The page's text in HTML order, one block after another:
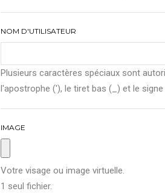
NOM D'UTILISATEUR
Plusieurs caractères spéciaux sont
l'apostrophe ('), le tiret bas (_) et le signe
IMAGE
Votre visage ou image virtuelle.
1 seul fichier.